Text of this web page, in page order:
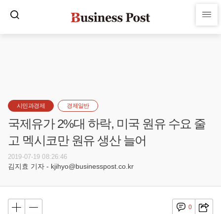
시민과경제 경제일반
국제유가 2%대 하락, 미국 원유 수요 줄
고 멕시코만 원유 생산 늘어
2019-07-19 08:26:46
김지효 기자 - kjihyo@businesspost.co.kr
0